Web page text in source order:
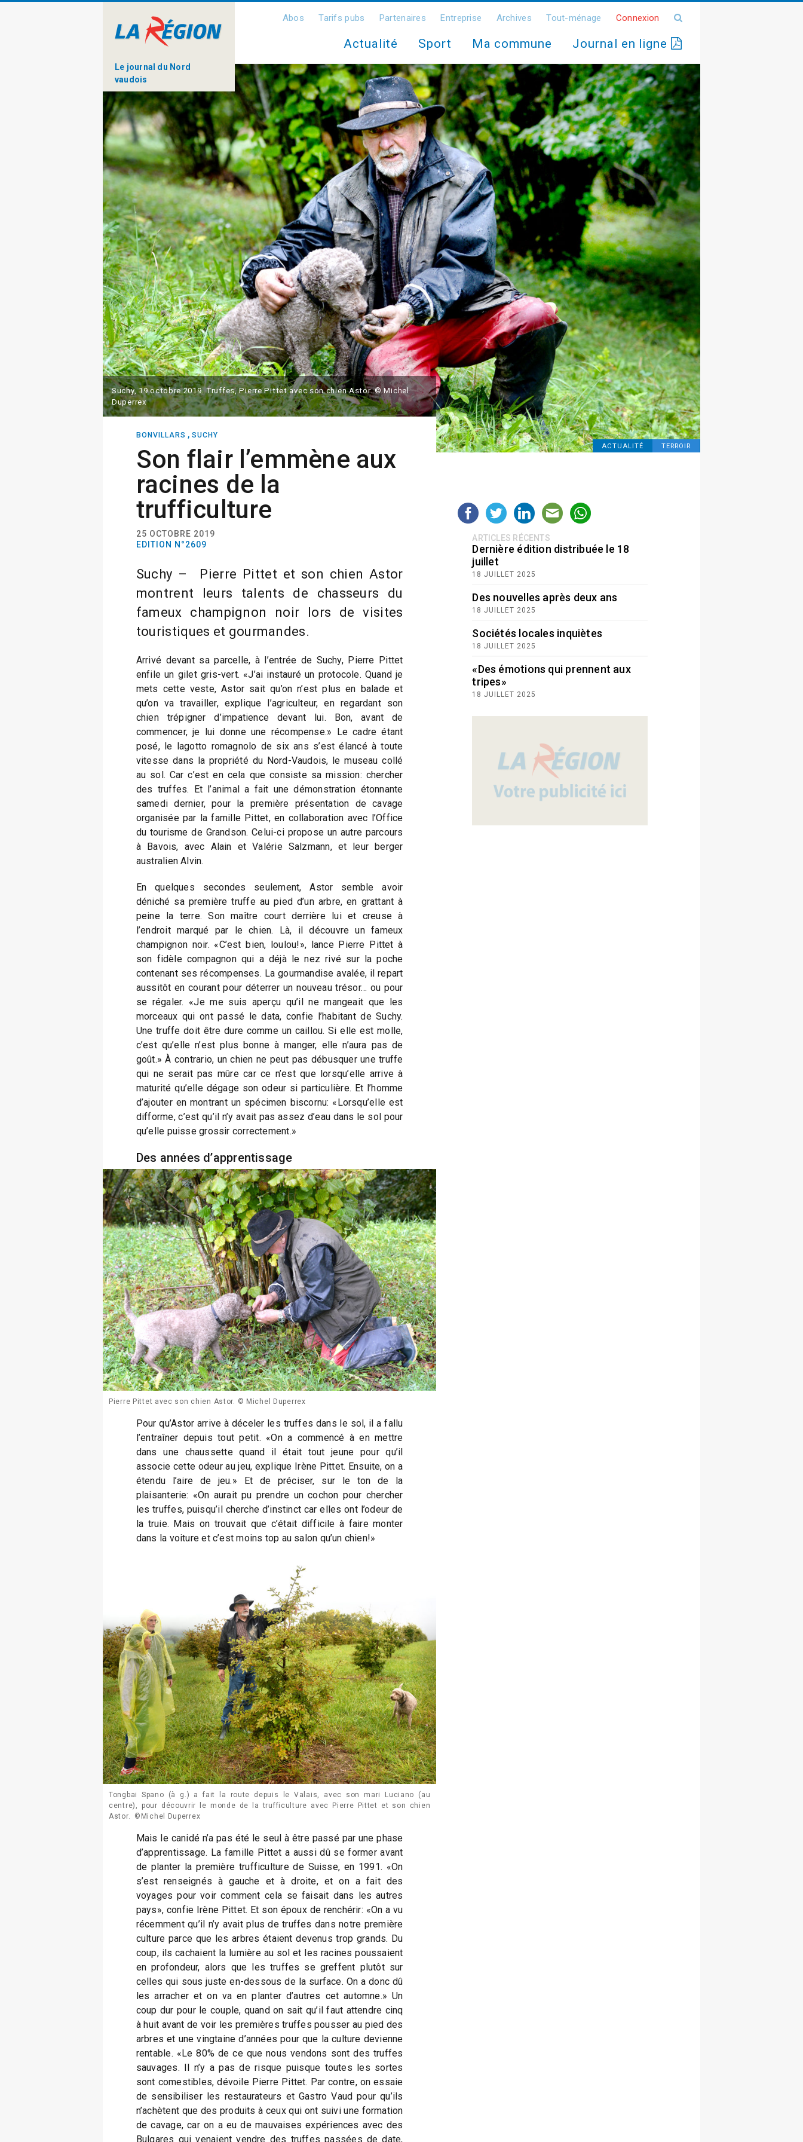
Le journal du Nord
vaudois
Abos Tarifs pubs Partenaires Entreprise Archives Tout-ménage Connexion
Actualité Sport Ma commune Journal en ligne
ACTUALITÉ TERROIR
Suchy, 19 octobre 2019. Truffes, Pierre Pittet avec son chien Astor. © Michel
Duperrex
BONVILLARS , SUCHY
Son flair l’emmène aux
racines de la
trufficulture
25 OCTOBRE 2019
EDITION N°2609
Suchy – Pierre Pittet et son chien Astor
montrent leurs talents de chasseurs du
fameux champignon noir lors de visites
touristiques et gourmandes.
Arrivé devant sa parcelle, à l’entrée de Suchy, Pierre Pittet
enfile un gilet gris-vert. «J’ai instauré un protocole. Quand je
mets cette veste, Astor sait qu’on n’est plus en balade et
qu’on va travailler, explique l’agriculteur, en regardant son
chien trépigner d’impatience devant lui. Bon, avant de
commencer, je lui donne une récompense.» Le cadre étant
posé, le lagotto romagnolo de six ans s’est élancé à toute
vitesse dans la propriété du Nord-Vaudois, le museau collé
au sol. Car c’est en cela que consiste sa mission: chercher
des truffes. Et l’animal a fait une démonstration étonnante
samedi dernier, pour la première présentation de cavage
organisée par la famille Pittet, en collaboration avec l’Office
du tourisme de Grandson. Celui-ci propose un autre parcours
à Bavois, avec Alain et Valérie Salzmann, et leur berger
australien Alvin.
En quelques secondes seulement, Astor semble avoir
déniché sa première truffe au pied d’un arbre, en grattant à
peine la terre. Son maître court derrière lui et creuse à
l’endroit marqué par le chien. Là, il découvre un fameux
champignon noir. «C’est bien, loulou!», lance Pierre Pittet à
son fidèle compagnon qui a déjà le nez rivé sur la poche
contenant ses récompenses. La gourmandise avalée, il repart
aussitôt en courant pour déterrer un nouveau trésor… ou pour
se régaler. «Je me suis aperçu qu’il ne mangeait que les
morceaux qui ont passé le data, confie l’habitant de Suchy.
Une truffe doit être dure comme un caillou. Si elle est molle,
c’est qu’elle n’est plus bonne à manger, elle n’aura pas de
goût.» À contrario, un chien ne peut pas débusquer une truffe
qui ne serait pas mûre car ce n’est que lorsqu’elle arrive à
maturité qu’elle dégage son odeur si particulière. Et l’homme
d’ajouter en montrant un spécimen biscornu: «Lorsqu’elle est
difforme, c’est qu’il n’y avait pas assez d’eau dans le sol pour
qu’elle puisse grossir correctement.»
Des années d’apprentissage
Pierre Pittet avec son chien Astor. © Michel Duperrex
Pour qu’Astor arrive à déceler les truffes dans le sol, il a fallu
l’entraîner depuis tout petit. «On a commencé à en mettre
dans une chaussette quand il était tout jeune pour qu’il
associe cette odeur au jeu, explique Irène Pittet. Ensuite, on a
étendu l’aire de jeu.» Et de préciser, sur le ton de la
plaisanterie: «On aurait pu prendre un cochon pour chercher
les truffes, puisqu’il cherche d’instinct car elles ont l’odeur de
la truie. Mais on trouvait que c’était difficile à faire monter
dans la voiture et c’est moins top au salon qu’un chien!»
Tongbai Spano (à g.) a fait la route depuis le Valais, avec son mari Luciano (au
centre), pour découvrir le monde de la trufficulture avec Pierre Pittet et son chien
Astor. ©Michel Duperrex
Mais le canidé n’a pas été le seul à être passé par une phase
d’apprentissage. La famille Pittet a aussi dû se former avant
de planter la première trufficulture de Suisse, en 1991. «On
s’est renseignés à gauche et à droite, et on a fait des
voyages pour voir comment cela se faisait dans les autres
pays», confie Irène Pittet. Et son époux de renchérir: «On a vu
récemment qu’il n’y avait plus de truffes dans notre première
culture parce que les arbres étaient devenus trop grands. Du
coup, ils cachaient la lumière au sol et les racines poussaient
en profondeur, alors que les truffes se greffent plutôt sur
celles qui sous juste en-dessous de la surface. On a donc dû
les arracher et on va en planter d’autres cet automne.» Un
coup dur pour le couple, quand on sait qu’il faut attendre cinq
à huit avant de voir les premières truffes pousser au pied des
arbres et une vingtaine d’années pour que la culture devienne
rentable. «Le 80% de ce que nous vendons sont des truffes
sauvages. Il n’y a pas de risque puisque toutes les sortes
sont comestibles, dévoile Pierre Pittet. Par contre, on essaie
de sensibiliser les restaurateurs et Gastro Vaud pour qu’ils
n’achètent que des produits à ceux qui ont suivi une formation
de cavage, car on a eu de mauvaises expériences avec des
Bulgares qui venaient vendre des truffes passées de date,
ARTICLES RÉCENTS
Dernière édition distribuée le 18
juillet
18 JUILLET 2025
Des nouvelles après deux ans
18 JUILLET 2025
Sociétés locales inquiètes
18 JUILLET 2025
«Des émotions qui prennent aux
tripes»
18 JUILLET 2025